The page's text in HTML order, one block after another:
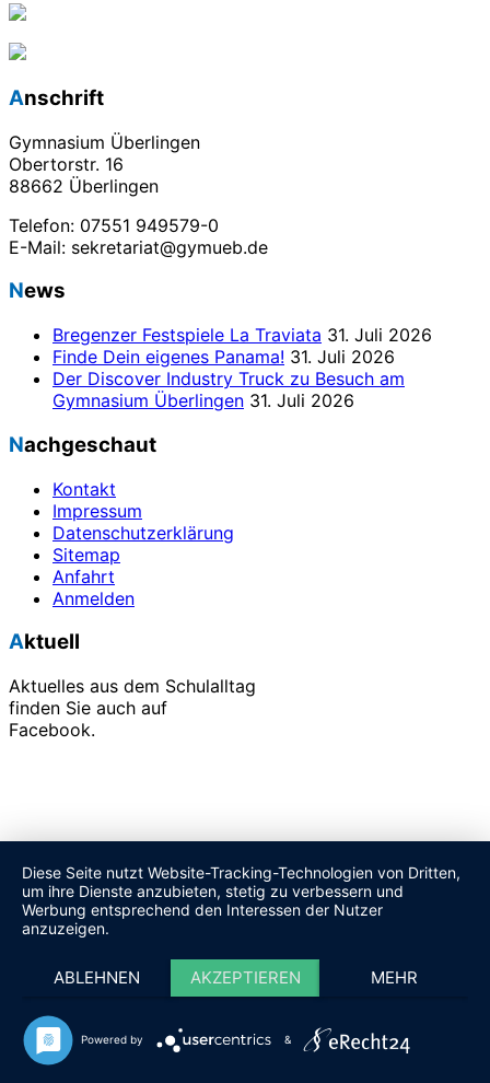
Anschrift
Gymnasium Überlingen
Obertorstr. 16
88662 Überlingen
Telefon: 07551 949579-0
E-Mail: sekretariat@gymueb.de
News
Bregenzer Festspiele La Traviata 31. Juli 2026
Finde Dein eigenes Panama! 31. Juli 2026
Der Discover Industry Truck zu Besuch am
Gymnasium Überlingen 31. Juli 2026
Nachgeschaut
Kontakt
Impressum
Datenschutzerklärung
Sitemap
Anfahrt
Anmelden
Aktuell
Aktuelles aus dem Schulalltag
finden Sie auch auf
Facebook.
Diese Seite nutzt Website-Tracking-Technologien von Dritten,
um ihre Dienste anzubieten, stetig zu verbessern und
Werbung entsprechend den Interessen der Nutzer
anzuzeigen.
ABLEHNEN AKZEPTIEREN MEHR
Powered by &